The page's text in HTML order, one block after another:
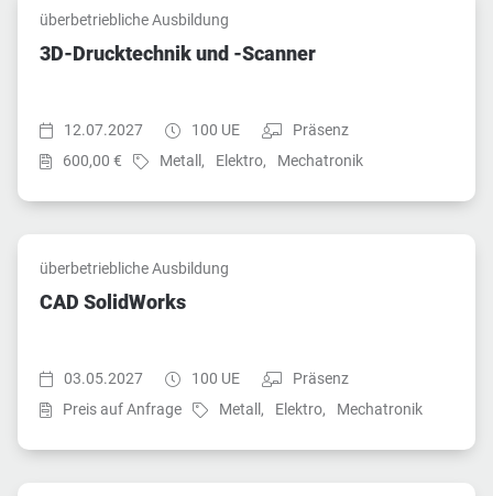
überbetriebliche Ausbildung
3D-Drucktechnik und -Scanner
Startzeit:
12.07.2027 Dauer:
100 UE Teilnahmeart:
Präsenz
Preis:
600,00 € Fach:
Metall, Fach:
Elektro, Fach:
Mechatronik
überbetriebliche Ausbildung
CAD SolidWorks
Startzeit:
03.05.2027 Dauer:
100 UE Teilnahmeart:
Präsenz
Preis auf Anfrage
Fach:
Metall, Fach:
Elektro, Fach:
Mechatronik